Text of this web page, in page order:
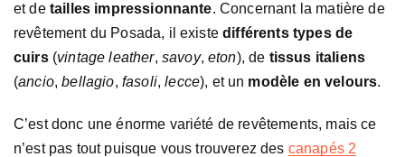
et de tailles impressionnante. Concernant la matière de
revêtement du Posada, il existedifférents types de
cuirs(vintage leather, savoy,eton), de tissus italiens
(ancio,bellagio, fasoli,lecce), et un modèle en velours.
C’est donc une énorme variété de revêtements, mais ce
n’est pas tout puisque vous trouverez des canapés 2